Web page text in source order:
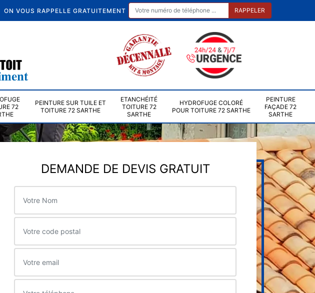
ON VOUS RAPPELLE GRATUITEMENT
72
PEINTURE SUR TUILE ET
TOITURE 72 SARTHE
ETANCHÉITÉ
TOITURE 72
SARTHE
HYDROFUGE COLORÉ
POUR TOITURE 72 SARTHE
PEINTURE
FAÇADE 72
SARTHE
DEMANDE DE DEVIS GRATUIT